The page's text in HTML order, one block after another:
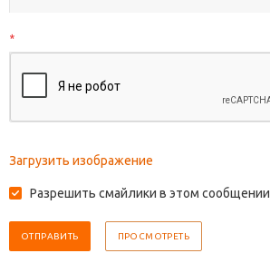
*
Загрузить изображение
Разрешить смайлики в этом сообщении